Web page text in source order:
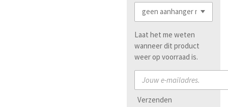
Laat het me weten
wanneer dit product
weer op voorraad is.
Verzenden